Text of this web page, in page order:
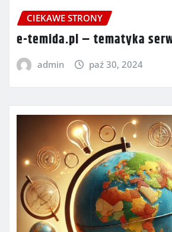
CIEKAWE STRONY
e-temida.pl – tematyka
admin paź 30, 2024